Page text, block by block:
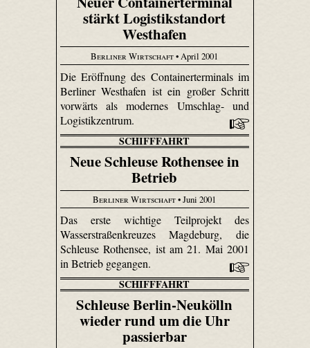
stärkt Logistikstandort
Westhafen
Berliner Wirtschaft• April 2001
Die Eröffnung des Containerterminals im
Berliner Westhafen ist ein großer Schritt
vorwärts als modernes Umschlag- und
Logistikzentrum.
SCHIFFFAHRT
Neue Schleuse Rothensee in
Betrieb
Berliner Wirtschaft• Juni 2001
Das erste wichtige Teilprojekt des
Wasserstraßenkreuzes Magdeburg, die
Schleuse Rothensee, ist am 21. Mai 2001
in Betrieb gegangen.
SCHIFFFAHRT
Schleuse Berlin-Neukölln
wieder rund um die Uhr
passierbar